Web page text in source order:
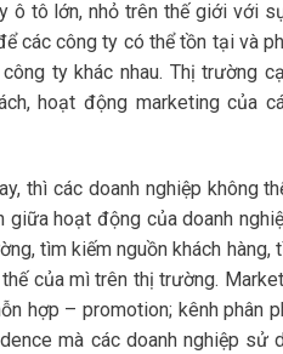
ô tô lớn, nhỏ trên thế giới với
các công ty có thể tồn tại và
ty khác nhau. Thị trường
hoạt động marketing của
thì các doanh nghiệp không
hoạt động của doanh
tìm kiếm nguồn khách
của mì trên thị trường.
hợp – promotion; kênh phân
mà các doanh nghiệp sử